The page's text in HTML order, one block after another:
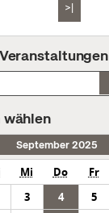
>|
September 2025
Mi Do Fr
3 4 5